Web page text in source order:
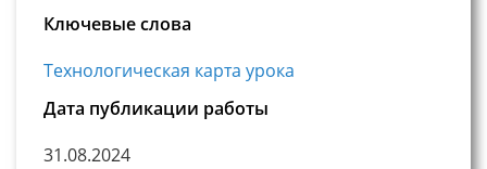
Ключевые слова
Технологическая карта урока
Дата публикации работы
31.08.2024